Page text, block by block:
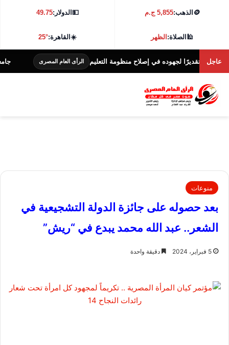
🪙 الذهب:5,855 ج.م 💵الدولار:49.75
🕌الصلاة:الظهر ☀️القاهرة:25°
عاجل
تقديرًا لجهوده في إصلاح منظومة التعليم الرأى العام المصرى جامعة كفر الشيخ
منوعات
بعد حصوله على جائزة الدولة التشجيعية في
الشعر.. عبد الله محمد يبدع في “ريش”
5 فبراير، 2024 دقيقة واحدة